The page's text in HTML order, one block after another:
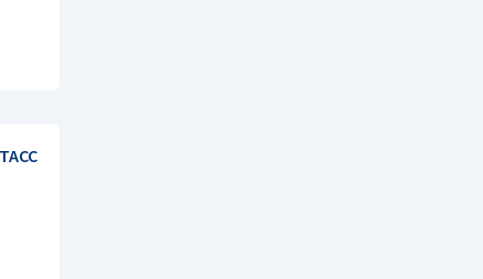
ТАСС